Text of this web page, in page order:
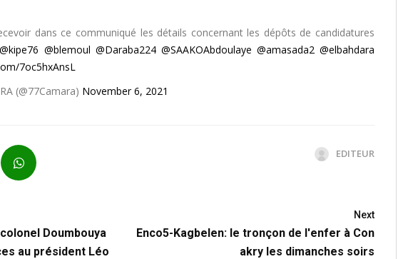
dans ce communiqué les détails concernant les dépôts de candidatures
@kipe76 @blemoul @Daraba224 @SAAKOAbdoulaye @amasada2 @elbahdara
7oc5hxAnsL
(@77Camara) November 6, 2021
EDITEUR
Doumbouya
au président Léo
Next
Enco5-Kagbelen: le tronçon de l'enfer à Con
akry les dimanches soirs